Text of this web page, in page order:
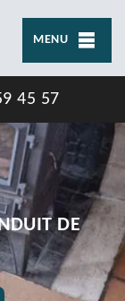
MENU
45 57
DE